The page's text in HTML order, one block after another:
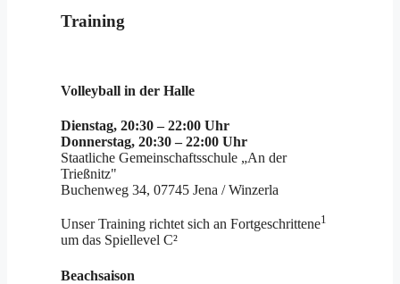
Training
Volleyball in der Halle
Dienstag, 20:30 – 22:00 Uhr
Donnerstag, 20:30 – 22:00 Uhr
Staatliche Gemeinschaftsschule „An der
Trießnitz"
Buchenweg 34, 07745 Jena / Winzerla
Unser Training richtet sich an Fortgeschrittene1
um das Spiellevel C²
Beachsaison